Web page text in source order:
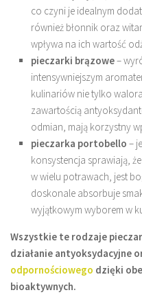
co czyni je idealnym
również błonnik oraz
wpływa na ich wartość
pieczarki brązowe–
intensywniejszym
kulinariów nie tylko
zawartością
odmian, mają korzystny
pieczarka portobello –
konsystencja sprawiają,
w wielu potrawach, jest
doskonale absorbuje
wyjątkowym wyborem w
Wszystkie te rodzaje
działanie antyoksydacyjne
odpornościowego dzięki
bioaktywnych.